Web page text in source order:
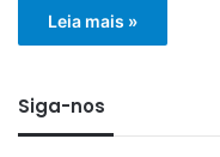
Leia mais »
Siga-nos